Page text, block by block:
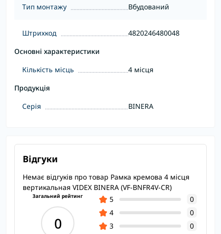
Тип монтажу Вбудований
Штрихкод
4820246480048
Основні характеристики
Кількість місць
4 місця
Продукція
Серія
BINERA
Відгуки
Немає відгуків про товар Рамка кремова 4 місця
вертикальная VIDEX BINERA (VF-BNFR4V-CR)
Загальний рейтинг
0
5
0
4
0
3
0